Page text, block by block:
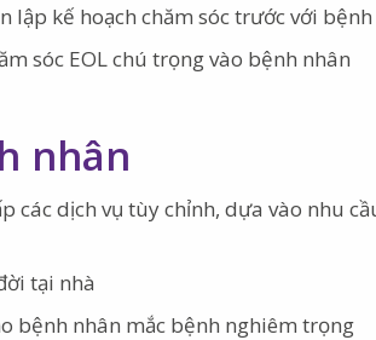
kế hoạch chăm sóc trước với
sóc EOL chú trọng vào bệnh nhân
nhân
các dịch vụ tùy chỉnh, dựa vào nhu
tại nhà
bệnh nhân mắc bệnh nghiêm trọng